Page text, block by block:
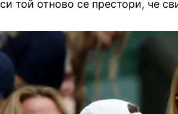
си той отново се престори, че